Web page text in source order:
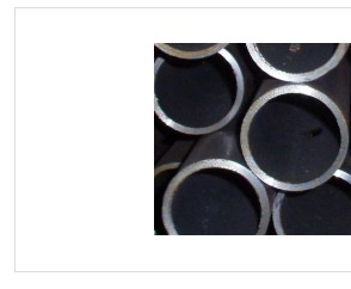
Трубы электросварные квадратные
Трубы электросварные прямоугольные
Трубы стальные водогазопроводные
Трубы горячедеформированные
Трубы холоднодеформированные
Труба оцинкованная